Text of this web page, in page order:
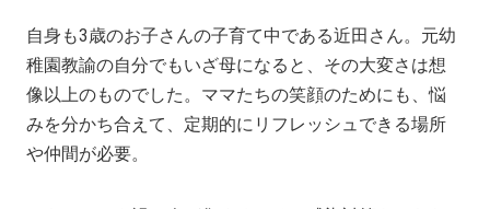
自身も3歳のお子さんの子育て中である近田さん。元幼
稚園教諭の自分でもいざ母になると、その大変さは想
像以上のものでした。ママたちの笑顔のためにも、悩
みを分かち合えて、定期的にリフレッシュできる場所
や仲間が必要。